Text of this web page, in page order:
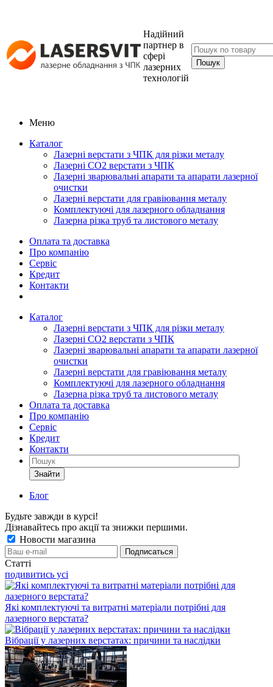
Надійний
партнер в
сфері
лазерних
технологій
Меню
Каталог
Лазерні верстати з ЧПК для різки металу
Лазерні СО2 верстати з ЧПК
Лазерні зварювальні апарати та апарати лазерної
очистки
Лазерні верстати для гравіювання металу
Комплектуючі для лазерного обладнання
Лазерна різка труб та листового металу
Оплата та доставка
Про компанію
Сервіс
Кредит
Контакти
Каталог
Лазерні верстати з ЧПК для різки металу
Лазерні СО2 верстати з ЧПК
Лазерні зварювальні апарати та апарати лазерної
очистки
Лазерні верстати для гравіювання металу
Комплектуючі для лазерного обладнання
Лазерна різка труб та листового металу
Оплата та доставка
Про компанію
Сервіс
Кредит
Контакти
Знайти
Блог
Будьте завжди в курсі!
Дізнавайтесь про акції та знижки першими.
Новости магазина
Статті
подивитись усі
Які комплектуючі та витратні матеріали потрібні для
лазерного верстата?
Вібрації у лазерних верстатах: причини та наслідки